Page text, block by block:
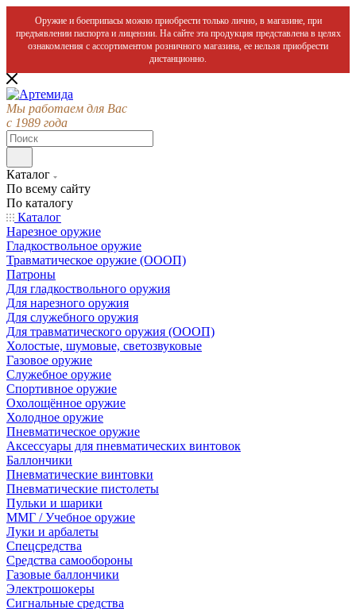
Оружие и боеприпасы можно приобрести только лично, в магазине, при
предъявлении паспорта и лицензии. На сайте эта продукция представлена в целях
ознакомления с ассортиментом розничного магазина, ее нельзя приобрести
дистанционно.
Мы работаем для Вас
с 1989 года
Каталог
По всему сайту
По каталогу
Каталог
Нарезное оружие
Гладкоствольное оружие
Травматическое оружие (ОООП)
Патроны
Для гладкоствольного оружия
Для нарезного оружия
Для служебного оружия
Для травматического оружия (ОООП)
Холостые, шумовые, светозвуковые
Газовое оружие
Служебное оружие
Спортивное оружие
Охолощённое оружие
Холодное оружие
Пневматическое оружие
Аксессуары для пневматических винтовок
Баллончики
Пневматические винтовки
Пневматические пистолеты
Пульки и шарики
ММГ / Учебное оружие
Луки и арбалеты
Спецсредства
Средства самообороны
Газовые баллончики
Электрошокеры
Сигнальные средства